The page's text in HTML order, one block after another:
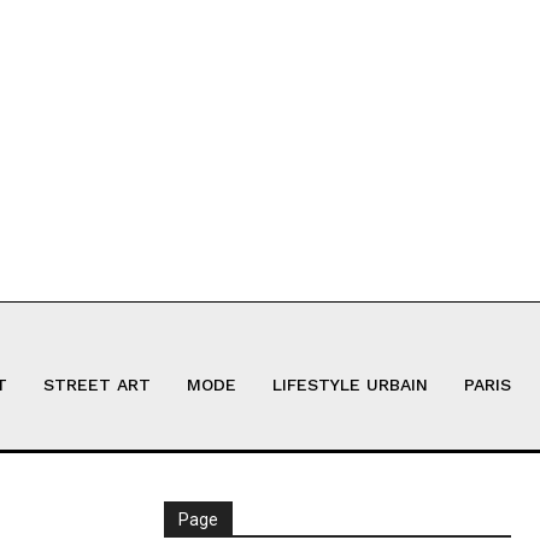
STREET ART MODE LIFESTYLE URBAIN PARIS
Page